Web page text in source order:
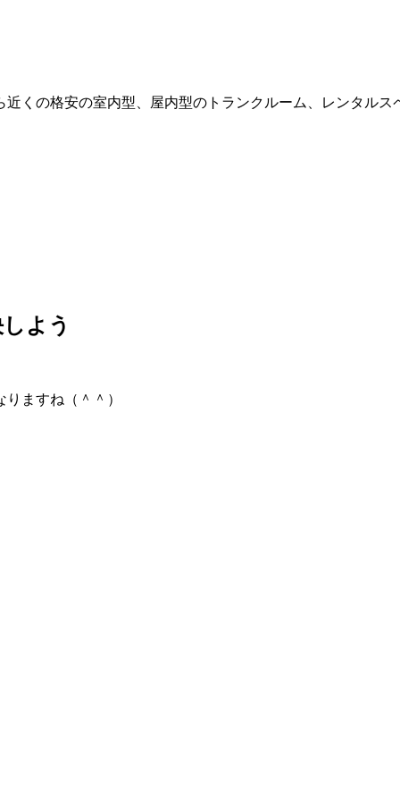
くの格安の室内型、屋内型のトランクルーム、レンタル
よう
ますね（＾＾）